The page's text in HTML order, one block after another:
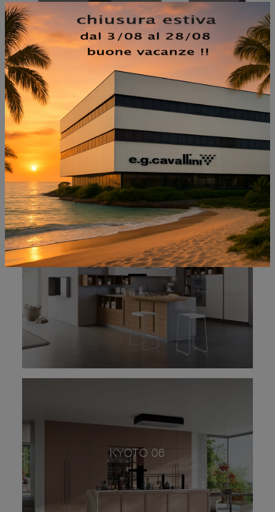
NON PERDERTI ANCHE:
INTESA 003
KYOTO 06